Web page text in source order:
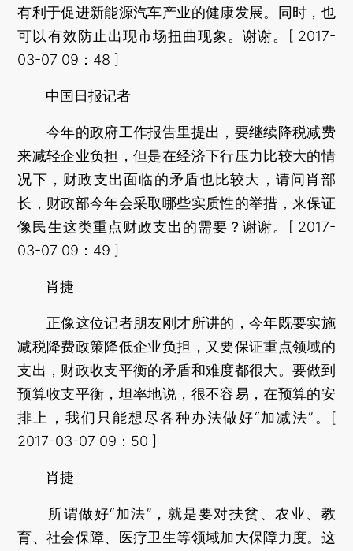
有利于促进新能源汽车产业的健康发展。同时，也
可以有效防止出现市场扭曲现象。谢谢。[ 2017-
03-07 09：48 ]
中国日报记者
今年的政府工作报告里提出，要继续降税减费
来减轻企业负担，但是在经济下行压力比较大的情
况下，财政支出面临的矛盾也比较大，请问肖部
长，财政部今年会采取哪些实质性的举措，来保证
像民生这类重点财政支出的需要？谢谢。[ 2017-
03-07 09：49 ]
肖捷
正像这位记者朋友刚才所讲的，今年既要实施
减税降费政策降低企业负担，又要保证重点领域的
支出，财政收支平衡的矛盾和难度都很大。要做到
预算收支平衡，坦率地说，很不容易，在预算的安
排上，我们只能想尽各种办法做好“加减法”。[
2017-03-07 09：50 ]
肖捷
所谓做好“加法”，就是要对扶贫、农业、教
育、社会保障、医疗卫生等领域加大保障力度。这